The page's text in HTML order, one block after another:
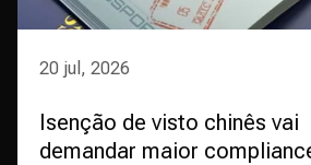
20 jul, 2026
Isenção de visto chinês vai
demandar maior